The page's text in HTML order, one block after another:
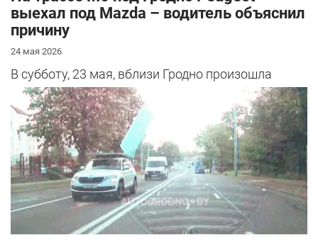
выехал под Mazda – водитель объяснил
причину
24 мая 2026
В субботу, 23 мая, вблизи Гродно произошла
серьезная авария – столкнулись Mazda и
Peugeot. Читатель АвтоГродно поделился...